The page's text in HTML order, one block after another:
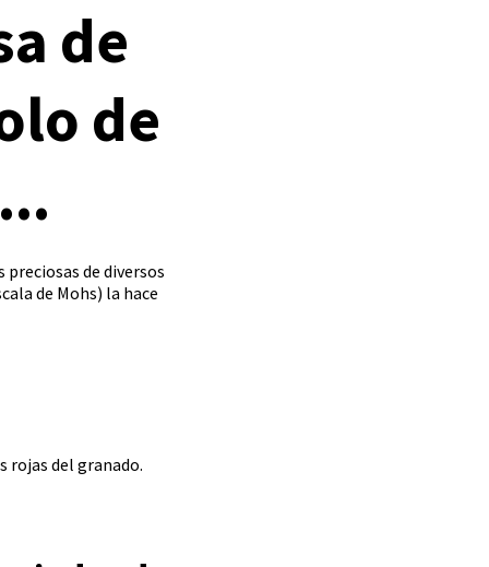
de
de
de diversos
de Mohs) la hace
rojas del granado.